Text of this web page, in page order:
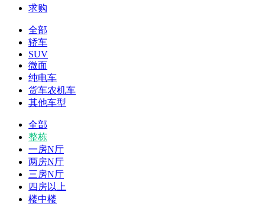
求购
全部
轿车
SUV
微面
纯电车
货车农机车
其他车型
全部
整栋
一房N厅
两房N厅
三房N厅
四房以上
楼中楼